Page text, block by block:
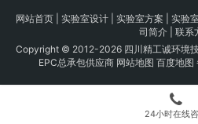
网站首页 实验室设计 实验室方案 实验
司简介
联系
Copyright © 2012-2026 四川精工诚环境
EPC总承包供应商 网站地图 百度地图
24小时在线